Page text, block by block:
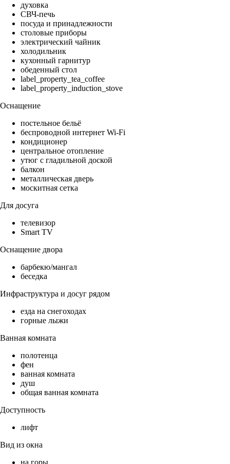
духовка
СВЧ-печь
посуда и принадлежности
столовые приборы
электрический чайник
холодильник
кухонный гарнитур
обеденный стол
label_property_tea_coffee
label_property_induction_stove
Оснащение
постельное бельё
беспроводной интернет Wi-Fi
кондиционер
центральное отопление
утюг с гладильной доской
балкон
металлическая дверь
москитная сетка
Для досуга
телевизор
Smart TV
Оснащение двора
барбекю/мангал
беседка
Инфраструктура и досуг рядом
езда на снегоходах
горные лыжи
Ванная комната
полотенца
фен
ванная комната
душ
общая ванная комната
Доступность
лифт
Вид из окна
на горы